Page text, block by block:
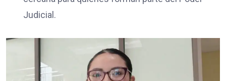
Judicial.